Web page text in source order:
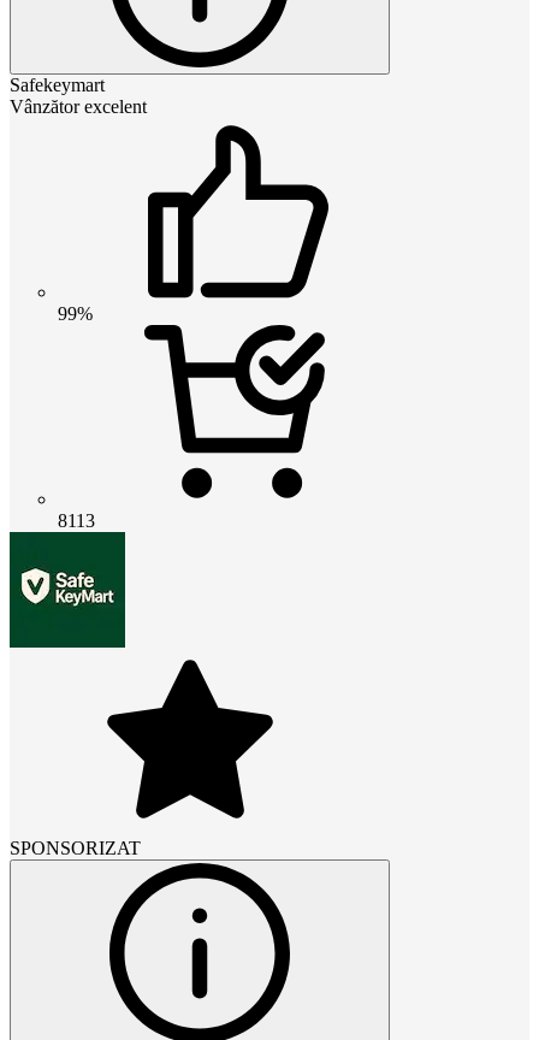
Safekeymart
Vânzător excelent
99%
8113
SPONSORIZAT